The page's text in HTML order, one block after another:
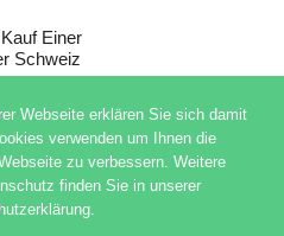
Einer
Schweiz
Webseite erklären Sie sich damit
verwenden um Ihnen die
zu verbessern. Weitere
finden Sie in unserer